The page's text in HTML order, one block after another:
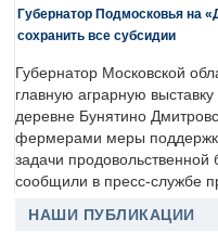
Губернатор Подмосковья на
сохранить все субсидии
Губернатор Московской
главную аграрную
деревне Бунятино
фермерами меры
задачи продовольственной
сообщили в пресс-службе
НАШИ ПУБЛИКАЦИИ